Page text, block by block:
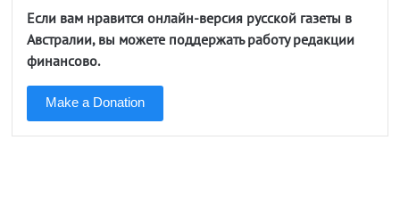
Если вам нравится онлайн-версия русской газеты в
Австралии, вы можете поддержать работу редакции
финансово.
Make a Donation